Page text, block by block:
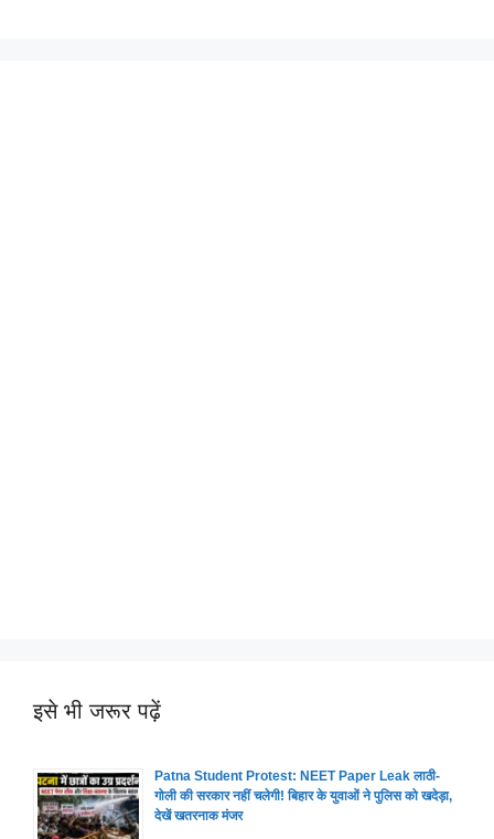
इसे भी जरूर पढ़ें
Patna Student Protest: NEET Paper Leak लाठी-
गोली की सरकार नहीं चलेगी! बिहार के युवाओं ने पुलिस को खदेड़ा,
देखें खतरनाक मंजर